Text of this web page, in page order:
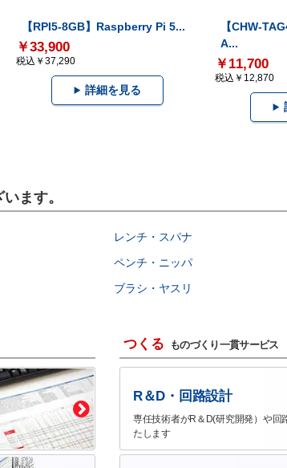
【RPI5-8GB】Raspberry Pi 5...
￥33,900
税込￥37,290
詳細を見る
【CHW-
A...
￥11,700
税込￥12,870
ます。
レンチ・スパナ
ペンチ・ニッパ
ブラシ・ヤスリ
つくる ものづくり一貫サービス
R＆D・回路設計
専任技術者がR＆D(研究開発）や回
たします